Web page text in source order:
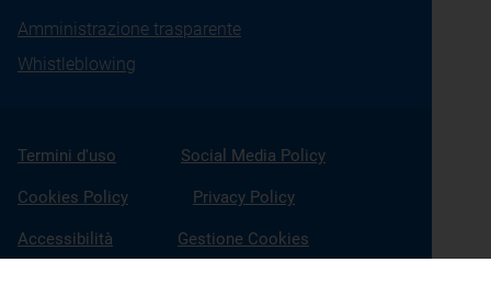
Amministrazione trasparente
Whistleblowing
Termini d'uso Social Media Policy
Cookies Policy Privacy Policy
Accessibilità Gestione Cookies